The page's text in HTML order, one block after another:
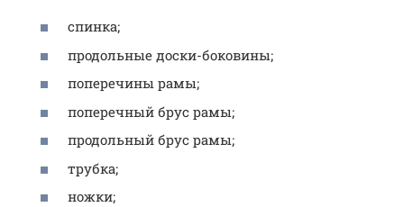
спинка;
продольные доски-боковины;
поперечины рамы;
поперечный брус рамы;
продольный брус рамы;
трубка;
ножки;